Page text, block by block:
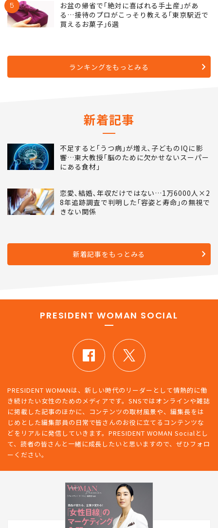
5
お盆の帰省で｢絶対に喜ばれる手土産｣があ
る…接待のプロがこっそり教える｢東京駅近で
買えるお菓子｣6選
ランキングをもっとみる
新着記事
不足すると｢うつ病｣が増え､子どものIQに影
響…東大教授｢脳のために欠かせないスーパー
にある食材｣
恋愛､結婚､年収だけではない…1万6000人×2
8年追跡調査で判明した｢容姿と寿命｣の無視で
きない関係
新着記事をもっとみる
PRESIDENT WOMAN SOCIAL
PRESIDENT WOMANは、新しい時代のリーダーとして情熱的に働
き続けたい女性のためのメディアです。SNSではオンラインや雑誌
に掲載した記事のほかに、コンテンツの取材風景や、編集長をは
じめとした編集部員の日常で皆さんのお役に立てるコンテンツな
どをリアルに発信していきます。PRESIDENT WOMAN Socialとし
て、読者の皆さんと一緒に成長したいと思いますので、ぜひフォロ
ーください。